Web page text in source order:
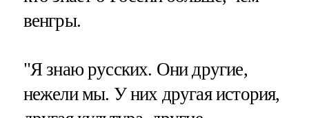
венгры.
"Я знаю русских. Они другие,
нежели мы. У них другая история,